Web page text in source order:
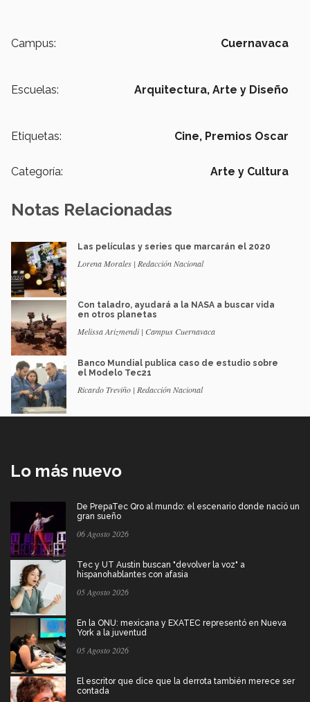
Campus: Cuernavaca
Escuelas: Arquitectura, Arte y Diseño
Etiquetas: Cine, Premios Oscar
Categoría: Arte y Cultura
Notas Relacionadas
Las películas y series que marcarán el 2020
Lorena Morales | Redacción Nacional
Con taladro, ayudará a la NASA a buscar vida
en otros planetas
Melissa Arizmendi | Campus Cuernavaca
Banco Mundial publica caso de estudio sobre
el Modelo Tec21
Ricardo Treviño | Redacción Nacional
Lo más nuevo
De PrepaTec Qro al mundo: el escenario donde nació un
gran sueño
06 Agosto 2026
Tec y UT Austin buscan "devolver la voz" a
hispanohablantes con afasia
05 Agosto 2026
En la ONU: mexicana y EXATEC representó en Nueva
York a la juventud
05 Agosto 2026
El escritor que dice que la derrota también merece ser
contada